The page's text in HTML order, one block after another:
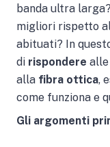
banda ultra
migliori rispetto
abituati? In
di rispondere alle
alla fibra ottica,
come funziona e
Gli argomenti